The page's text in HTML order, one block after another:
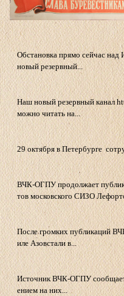
Обстановка прямо сейчас
новый резервный...
Наш новый резервный канал
можно читать на...
29 октября в Петербурге
ВЧК-ОГПУ продолжает
тов московского СИЗО
После громких публикаций
иле Азовстали в...
Источник ВЧК-ОГПУ
ением на них...